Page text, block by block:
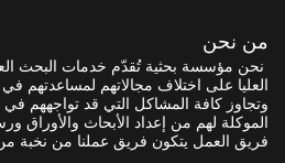
من نحن
نحن مؤسسة بحثية تُقدّم خدمات البحث
العليا على اختلاف مجالاتهم لمساعدتهم
وتجاوز كافة المشاكل التي قد تواجههم في
الموكلة لهم من إعداد الأبحاث والأوراق
فريق العمل يتكون فريق عملنا من نخبة من